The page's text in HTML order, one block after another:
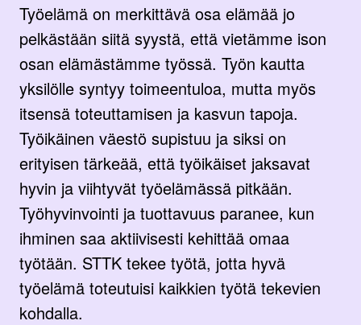
Työelämä on merkittävä osa elämää jo
pelkästään siitä syystä, että vietämme ison
osan elämästämme työssä. Työn kautta
yksilölle syntyy toimeentuloa, mutta myös
itsensä toteuttamisen ja kasvun tapoja.
Työikäinen väestö supistuu ja siksi on
erityisen tärkeää, että työikäiset jaksavat
hyvin ja viihtyvät työelämässä pitkään.
Työhyvinvointi ja tuottavuus paranee, kun
ihminen saa aktiivisesti kehittää omaa
työtään. STTK tekee työtä, jotta hyvä
työelämä toteutuisi kaikkien työtä tekevien
kohdalla.